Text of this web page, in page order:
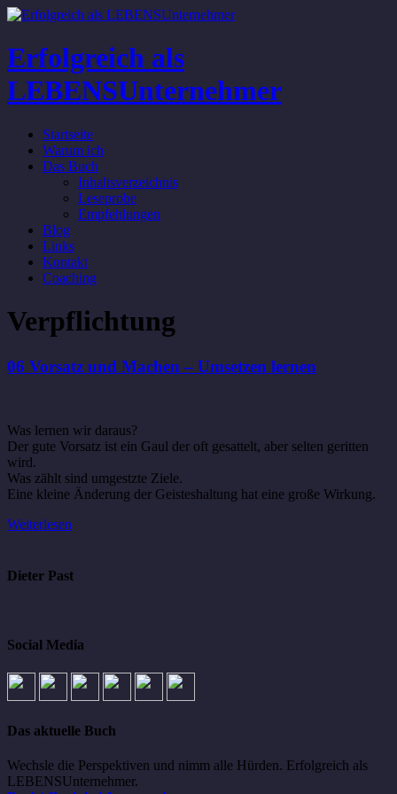
Erfolgreich als
LEBENSUnternehmer
Startseite
Warum ich
Das Buch
Inhaltsverzeichnis
Leseprobe
Empfehlungen
Blog
Links
Kontakt
Coaching
Verpflichtung
06 Vorsatz und Machen – Umsetzen lernen
Was lernen wir daraus?
Der gute Vorsatz ist ein Gaul der oft gesattelt, aber selten geritten
wird.
Was zählt sind umgestzte Ziele.
Eine kleine Änderung der Geisteshaltung hat eine große Wirkung.
Weiterlesen
Dieter Past
Social Media
Das aktuelle Buch
Wechsle die Perspektiven und nimm alle Hürden. Erfolgreich als
LEBENSUnternehmer.